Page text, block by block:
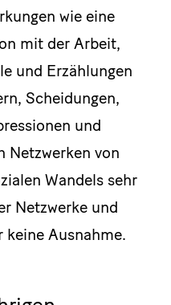
wie eine
mit der Arbeit,
und Erzählungen
Scheidungen,
und
Netzwerken von
Wandels sehr
Netzwerke und
keine Ausnahme.